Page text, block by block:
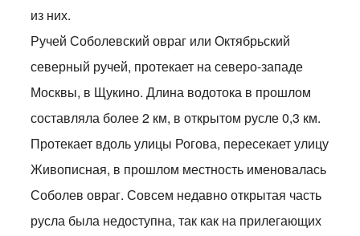
из них.
Ручей Соболевский овраг или Октябрьский
северный ручей, протекает на северо-западе
Москвы, в Щукино. Длина водотока в прошлом
составляла более 2 км, в открытом русле 0,3 км.
Протекает вдоль улицы Рогова, пересекает улицу
Живописная, в прошлом местность именовалась
Соболев овраг. Совсем недавно открытая часть
русла была недоступна, так как на прилегающих